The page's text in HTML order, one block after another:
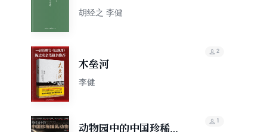
胡经之 李健
木垒河
李健
2
动物园中的中国珍稀哺
1